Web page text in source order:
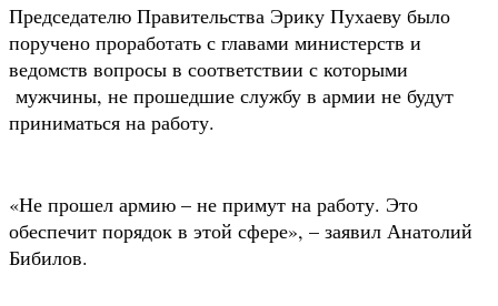
Председателю Правительства Эрику Пухаеву было
поручено проработать с главами министерств и
ведомств вопросы в соответствии с которыми
мужчины, не прошедшие службу в армии не будут
приниматься на работу.
«Не прошел армию – не примут на работу. Это
обеспечит порядок в этой сфере», – заявил Анатолий
Бибилов.